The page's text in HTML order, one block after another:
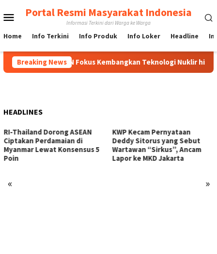
ke
Menu
Mobile
Portal Resmi Masyarakat Indonesia
Informasi Terkini dari Warga ke Warga
Home Info Terkini Info Produk Info Loker Headline
Breaking News
Indonesia, BRIN Fokus Kembangkan Teknologi Nuklir hingga AI
HEADLINES
« »
Dorong ASEAN
di
Konsensus 5
KWP Kecam Pernyataan
Deddy Sitorus yang Sebut
Wartawan “Sirkus”, Ancam
Lapor ke MKD Jakarta
Stok
Kokoh,
El Nino